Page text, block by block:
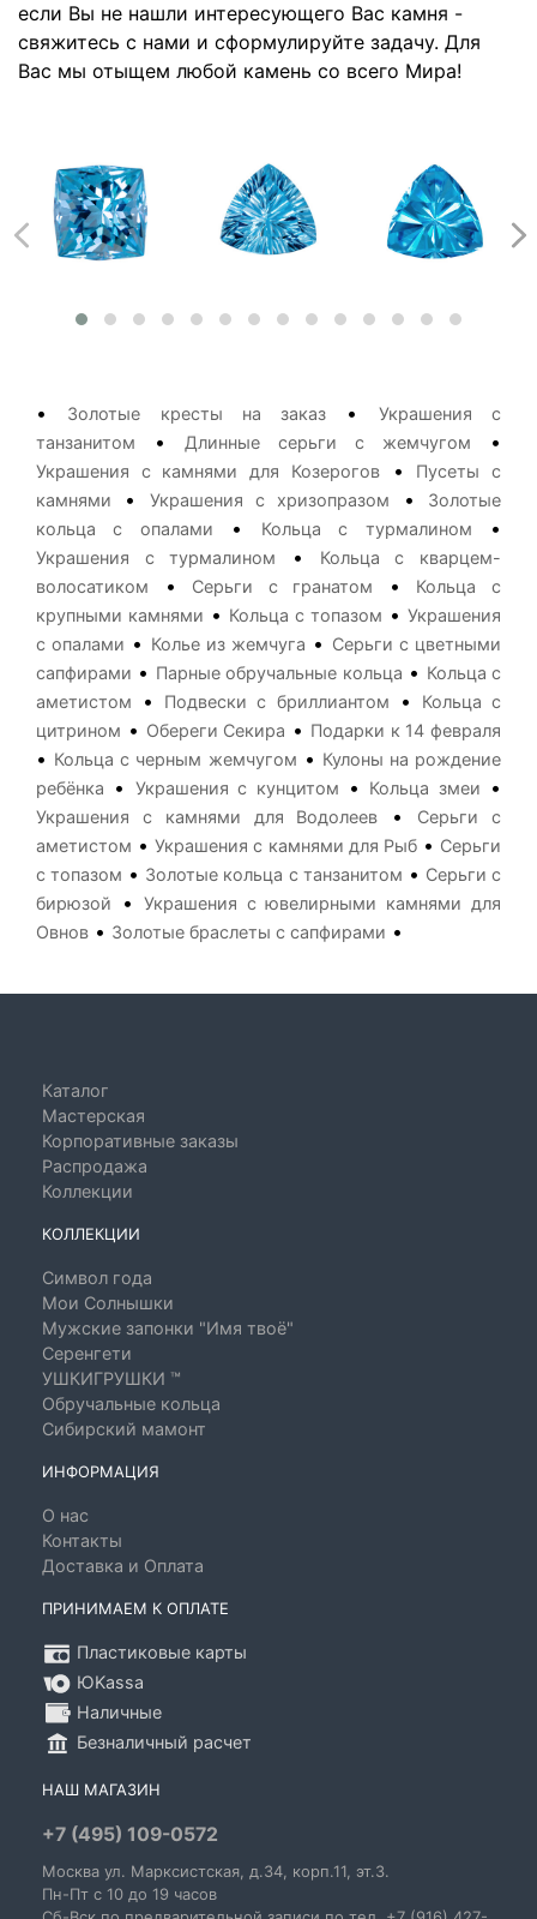
если Вы не нашли интересующего Вас камня -
свяжитесь с нами и сформулируйте задачу. Для
Вас мы отыщем любой камень со всего Мира!
• Золотые кресты на заказ •
Украшения с
танзанитом
• Длинные серьги с жемчугом •
Украшения с камнями для Козерогов•
Пусеты с
камнями
• Украшения с хризопразом •
Золотые
кольца с опалами
• Кольца с турмалином •
Украшения с турмалином •
Кольца с кварцем-
волосатиком
• Серьги с гранатом •
Кольца с
крупными камнями • Кольца с топазом • Украшения
с опалами • Колье из жемчуга • Серьги с цветными
сапфирами • Парные обручальные кольца • Кольца с
аметистом
• Подвески с бриллиантом •
Кольца с
цитрином • Обереги Секира • Подарки к 14 февраля
• Кольца с черным жемчугом • Кулоны на рождение
ребёнка
• Украшения с кунцитом • Кольца змеи •
Украшения с камнями для Водолеев •
Серьги с
аметистом •Украшения с камнями для Рыб• Серьги
с топазом • Золотые кольца с танзанитом • Серьги с
бирюзой
•
Украшения с ювелирными камнями для
Овнов • Золотые браслеты с сапфирами •
Каталог
Мастерская
Корпоративные заказы
Распродажа
Коллекции
КОЛЛЕКЦИИ
Символ года
Мои Солнышки
Мужские запонки "Имя твоё"
Серенгети
УШКИГРУШКИ ™
Обручальные кольца
Сибирский мамонт
ИНФОРМАЦИЯ
О нас
Контакты
Доставка и Оплата
ПРИНИМАЕМ К ОПЛАТЕ
Пластиковые карты
ЮKassa
Наличные
Безналичный расчет
НАШ МАГАЗИН
+7 (495) 109-0572
Москва ул. Марксистская, д.34, корп.11, эт.3.
Пн-Пт c 10 до 19 часов